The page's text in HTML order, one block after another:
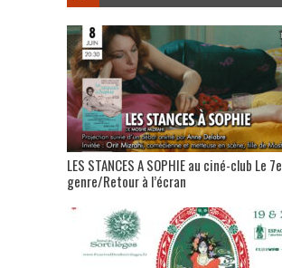
LES STANCES A SOPHIE au ciné-club Le 7e
genre/Retour à l’écran